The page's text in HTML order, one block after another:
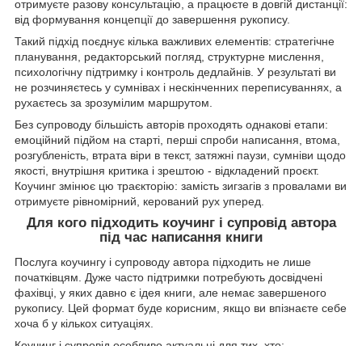
отримуєте разову консультацію, а працюєте в довгій дистанції:
від формування концепції до завершення рукопису.
Такий підхід поєднує кілька важливих елементів: стратегічне
планування, редакторський погляд, структурне мислення,
психологічну підтримку і контроль дедлайнів. У результаті ви
не розчиняєтесь у сумнівах і нескінченних переписуваннях, а
рухаєтесь за зрозумілим маршрутом.
Без супроводу більшість авторів проходять однакові етапи:
емоційний підйом на старті, перші спроби написання, втома,
розгубленість, втрата віри в текст, затяжні паузи, сумніви щодо
якості, внутрішня критика і зрештою - відкладений проєкт.
Коучинг змінює цю траєкторію: замість зигзагів з провалами ви
отримуєте рівномірний, керований рух уперед.
Для кого підходить коучинг і супровід автора
під час написання книги
Послуга коучингу і супроводу автора підходить не лише
початківцям. Дуже часто підтримки потребують досвідчені
фахівці, у яких давно є ідея книги, але немає завершеного
рукопису. Цей формат буде корисним, якщо ви впізнаєте себе
хоча б у кількох ситуаціях.